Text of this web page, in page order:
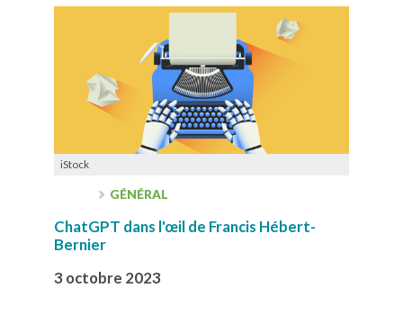
iStock
GÉNÉRAL
ChatGPT dans l'œil de Francis Hébert-
Bernier
3 octobre 2023